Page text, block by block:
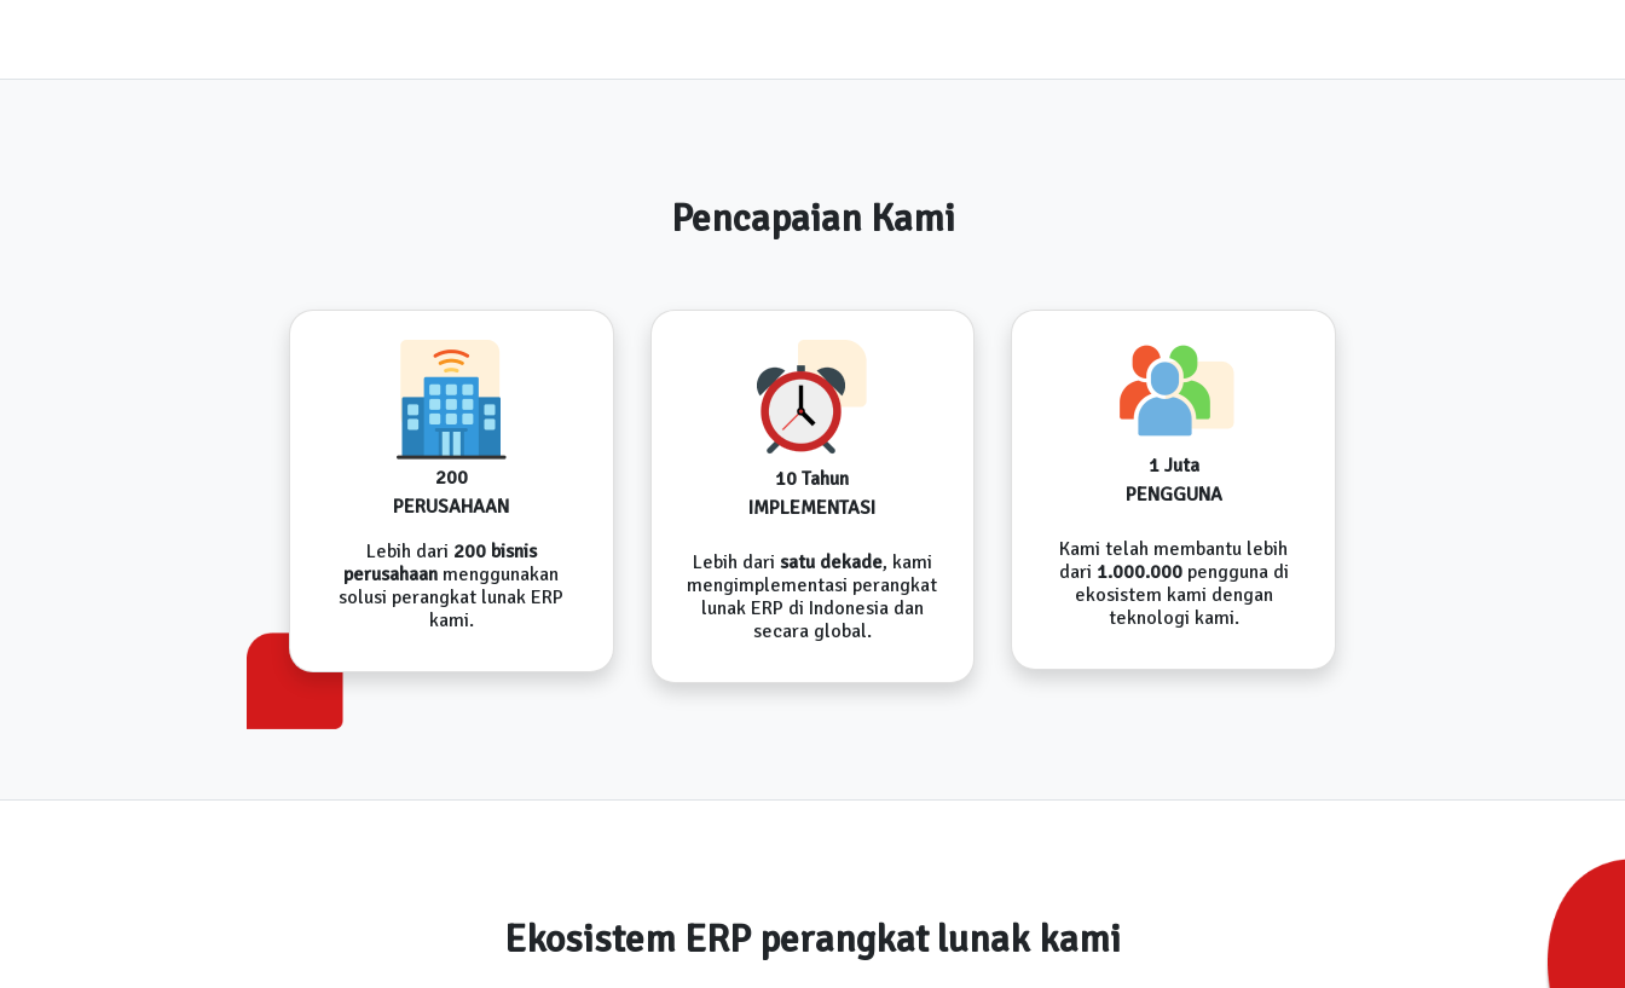
Pencapaian Kami
200
PERUSAHAAN
Lebih dari 200 bisnis
perusahaan menggunakan
solusi perangkat lunak ERP
kami.
10 Tahun
IMPLEMENTASI
Lebih dari satu dekade, kami
mengimplementasi perangkat
lunak ERP di Indonesia dan
secara global.
1 Juta
PENGGUNA
Kami telah membantu lebih
dari 1.000.000pengguna di
ekosistem kami dengan
teknologi kami.
Ekosistem ERP perangkat lunak kami